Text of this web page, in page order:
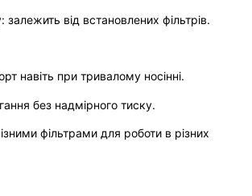
залежить від встановлених фільтрів.
навіть при тривалому носінні.
без надмірного тиску.
фільтрами для роботи в різних